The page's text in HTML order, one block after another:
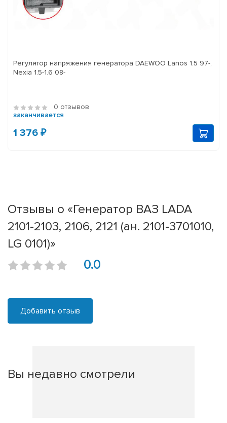
Регулятор напряжения генератора DAEWOO Lanos 1.5 97-,
Nexia 1.5-1.6 08-
0 отзывов
заканчивается
1 376 ₽
Отзывы о «Генератор ВАЗ LADA
2101-2103, 2106, 2121 (ан. 2101-3701010,
LG 0101)»
0.0
Добавить отзыв
Вы недавно смотрели